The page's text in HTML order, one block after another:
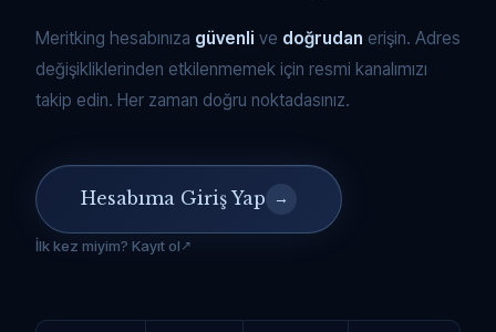
Meritking hesabınıza güvenli ve doğrudan erişin. Adres
değişikliklerinden etkilenmemek için resmi kanalımızı
takip edin. Her zaman doğru noktadasınız.
Hesabıma Giriş Yap →
İlk kez miyim? Kayıt ol